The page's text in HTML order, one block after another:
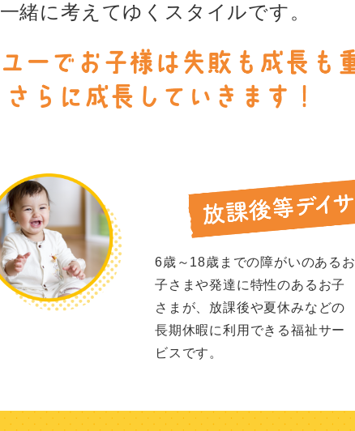
一緒に考えてゆくスタイルです。
6歳～18歳までの障がいのあるお
子さまや発達に特性のあるお子
さまが、放課後や夏休みなどの
長期休暇に利用できる福祉サー
ビスです。